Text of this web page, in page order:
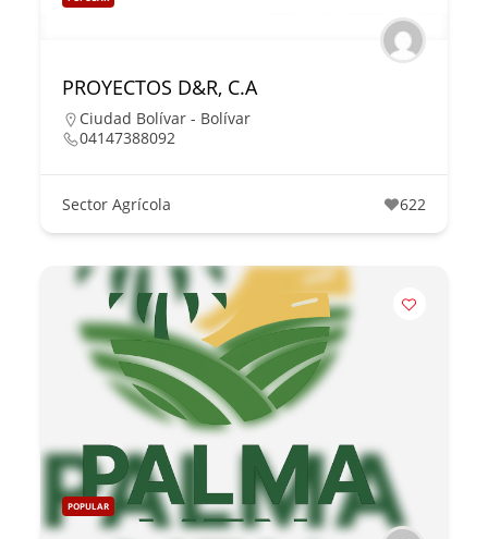
PROYECTOS D&R, C.A
Ciudad Bolívar - Bolívar
04147388092
Sector Agrícola 622
POPULAR